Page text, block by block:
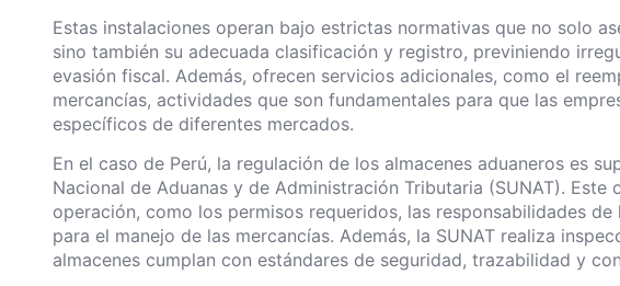
Estas instalaciones operan bajo estrictas normativas que no solo
sino también su adecuada clasificación y registro, previniendo
evasión fiscal. Además, ofrecen servicios adicionales, como el
mercancías, actividades que son fundamentales para que las
específicos de diferentes mercados.
En el caso de Perú, la regulación de los almacenes aduaneros es
Nacional de Aduanas y de Administración Tributaria (SUNAT).
operación, como los permisos requeridos, las responsabilidades
para el manejo de las mercancías. Además, la SUNAT realiza
almacenes cumplan con estándares de seguridad, trazabilidad y